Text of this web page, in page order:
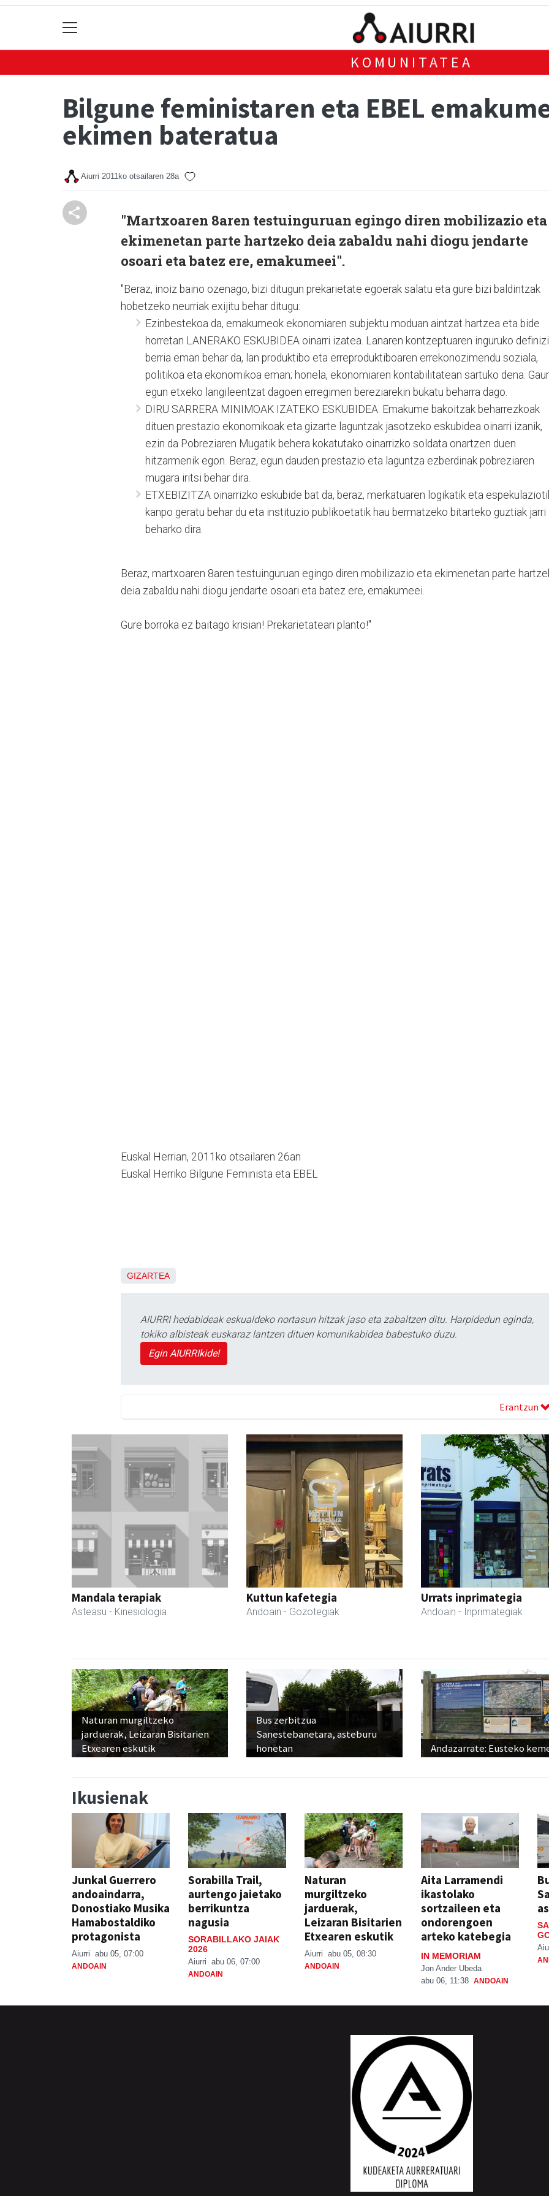
KOMUNITATEA
Bilgune feministaren eta EBEL
ekimen bateratua
Aiurri 2011ko otsailaren 28a
"Martxoaren 8aren testuinguruan egingo diren mobilizazio eta
ekimenetan parte hartzeko deia zabaldu nahi diogu jendarte
osoari eta batez ere, emakumeei".
"Beraz, inoiz baino ozenago, bizi ditugun prekarietate egoerak salatu eta gure bizi baldintzak
hobetzeko neurriak exijitu behar ditugu:
Ezinbestekoa da, emakumeok ekonomiaren subjektu moduan aintzat hartzea eta bide
horretan LANERAKO ESKUBIDEA oinarri izatea. Lanaren kontzeptuaren inguruko
berria eman behar da, lan produktibo eta erreproduktiboaren errekonozimendu soziala,
politikoa eta ekonomikoa eman; honela, ekonomiaren kontabilitatean sartuko dena. Gaur
egun etxeko langileentzat dagoen erregimen bereziarekin bukatu beharra dago.
DIRU SARRERA MINIMOAK IZATEKO ESKUBIDEA. Emakume bakoitzak beharrezkoak
dituen prestazio ekonomikoak eta gizarte laguntzak jasotzeko eskubidea oinarri izanik,
ezin da Pobreziaren Mugatik behera kokatutako oinarrizko soldata onartzen duen
hitzarmenik egon. Beraz, egun dauden prestazio eta laguntza ezberdinak pobreziaren
mugara iritsi behar dira.
ETXEBIZITZA oinarrizko eskubide bat da, beraz, merkatuaren logikatik eta
kanpo geratu behar du eta instituzio publikoetatik hau bermatzeko bitarteko guztiak jarri
beharko dira.
Beraz, martxoaren 8aren testuinguruan egingo diren mobilizazio eta ekimenetan parte
deia zabaldu nahi diogu jendarte osoari eta batez ere, emakumeei.
Gure borroka ez baitago krisian! Prekarietateari planto!"
Euskal Herrian, 2011ko otsailaren 26an
Euskal Herriko Bilgune Feminista eta EBEL
GIZARTEA
AIURRI hedabideak eskualdeko nortasun hitzak jaso eta zabaltzen ditu. Harpidedun eginda,
tokiko albisteak euskaraz lantzen dituen komunikabidea babestuko duzu.
Egin AIURRIkide!
Erantzun
Mandala terapiak
Asteasu - Kinesiologia
Kuttun kafetegia
Andoain - Gozotegiak
Urrats inprimategia
Andoain - Inprimategiak
Naturan murgiltzeko
jarduerak, Leizaran Bisitarien
Etxearen eskutik
Bus zerbitzua
Sanestebanetara, asteburu
honetan
Andazarrate: Eusteko
Ikusienak
Junkal Guerrero
andoaindarra,
Donostiako Musika
Hamabostaldiko
protagonista
Aiurri abu 05, 07:00
ANDOAIN
Sorabilla Trail,
aurtengo jaietako
berrikuntza
nagusia
SORABILLAKO JAIAK
2026
Aiurri abu 06, 07:00
ANDOAIN
Naturan
murgiltzeko
jarduerak,
Leizaran Bisitarien
Etxearen eskutik
Aiurri abu 05, 08:30
ANDOAIN
Aita Larramendi
ikastolako
sortzaileen eta
ondorengoen
arteko katebegia
IN MEMORIAM
Jon Ander Ubeda
abu 06, 11:38 ANDOAIN